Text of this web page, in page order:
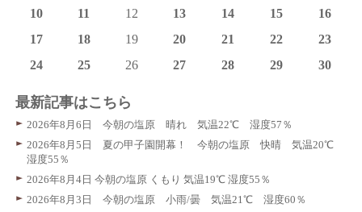
10
11 12 13 14 15
16
17
18 19 20 21 22
23
24
25 26 27 28 29 30
最新記事はこちら
2026年8月6日 今朝の塩原 晴れ 気温22℃ 湿度57％
2026年8月5日 夏の甲子園開幕！ 今朝の塩原 快晴 気温20℃
湿度55％
2026年8月4日 今朝の塩原 くもり 気温19℃ 湿度55％
2026年8月3日 今朝の塩原 小雨/曇 気温21℃ 湿度60％